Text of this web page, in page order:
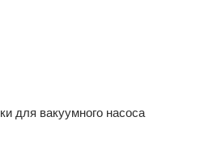
для вакуумного насоса